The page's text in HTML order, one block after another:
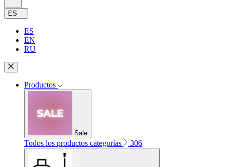
ES
ES
EN
RU
Productos
Sale
Todos los productos categorías 306